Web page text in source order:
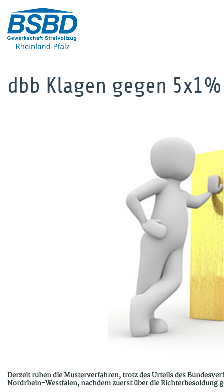
dbb Klagen gegen
Derzeit ruhen die Musterverfahren, trotz des Urteils des
Nordrhein-Westfalen, nachdem zuerst über die Richterbesoldung